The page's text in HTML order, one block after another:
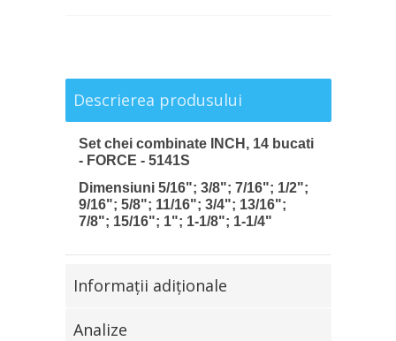
Descrierea produsului
Set chei combinate INCH, 14 bucati
- FORCE - 5141S
Dimensiuni 5/16"; 3/8"; 7/16"; 1/2";
9/16"; 5/8"; 11/16"; 3/4"; 13/16";
7/8"; 15/16"; 1"; 1-1/8"; 1-1/4"
Informaţii adiţionale
Analize